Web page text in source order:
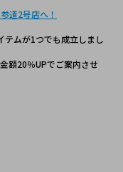
道2号店へ！
テムが1つでも成立しまし
額20％UPでご案内させ